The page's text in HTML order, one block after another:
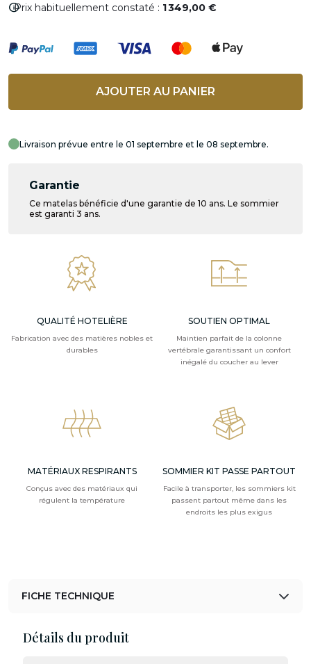
infoPrix habituellement constaté : 1 349,00 €
AJOUTER AU PANIER
Livraison prévue entre le 01 septembre et le 08 septembre.
Garantie
Ce matelas bénéficie d'une garantie de 10 ans. Le sommier
est garanti 3 ans.
QUALITÉ HOTELIÈRE
Fabrication avec des matières nobles et
durables
SOUTIEN OPTIMAL
Maintien parfait de la colonne
vertébrale garantissant un confort
inégalé du coucher au lever
MATÉRIAUX RESPIRANTS
Conçus avec des matériaux qui
régulent la température
SOMMIER KIT PASSE PARTOUT
Facile à transporter, les sommiers kit
passent partout même dans les
endroits les plus exigus
FICHE TECHNIQUE
Détails du produit